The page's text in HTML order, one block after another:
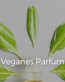
Veganes Parfüm